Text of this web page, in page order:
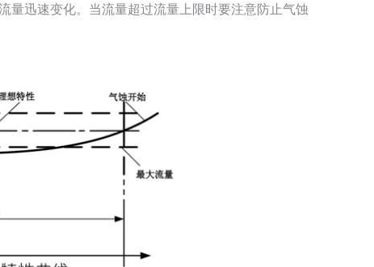
量迅速变化。当流量超过流量上限时要注意防止气蚀